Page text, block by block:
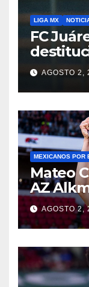
LIGA MX
FC
AGOSTO 2,
MEXICANOS POR
Mateo
AZ
deAGOSTO 2,